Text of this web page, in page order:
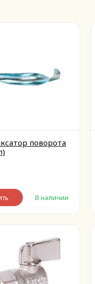
поворота
В наличии